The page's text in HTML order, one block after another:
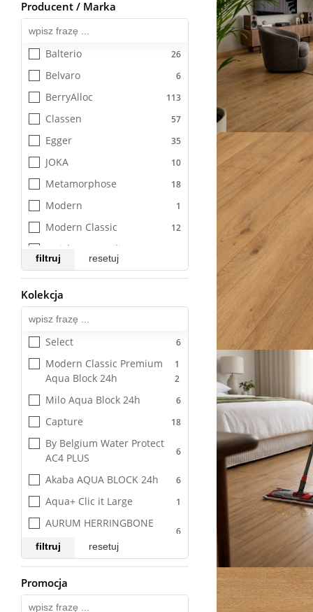
Producent / Marka
Balterio
Belvaro
BerryAlloc
Classen
Egger
JOKA
Metamorphose
Modern
Modern Classic
Quick-Step Unilin
Skema
Swiss Krono
Swiss Krono Aurum
Swiss Krono Platinium
Unilin
filtruj resetuj
Kolekcja
Select
Modern Classic Premium
Aqua Block 24h
Milo Aqua Block 24h
Capture
By Belgium Water Protect
AC4 PLUS
Akaba AQUA BLOCK 24h
Aqua+ Clic it Large
AURUM HERRINGBONE
Bella
By Belgium Water Protect
AC4
filtruj resetuj
Promocja